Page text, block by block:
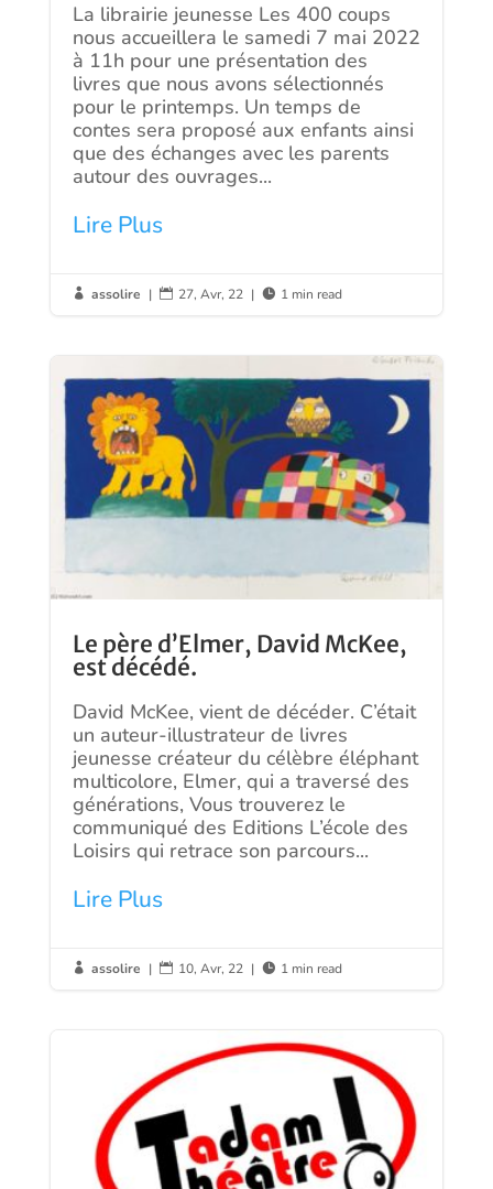
La librairie jeunesse Les 400 coups
nous accueillera le samedi 7 mai 2022
à 11h pour une présentation des
livres que nous avons sélectionnés
pour le printemps. Un temps de
contes sera proposé aux enfants ainsi
que des échanges avec les parents
autour des ouvrages...
Lire Plus
 assolire |  27, Avr, 22 |  1 min read
Le père d’Elmer, David McKee,
est décédé.
David McKee, vient de décéder. C’était
un auteur-illustrateur de livres
jeunesse créateur du célèbre éléphant
multicolore, Elmer, qui a traversé des
générations, Vous trouverez le
communiqué des Editions L’école des
Loisirs qui retrace son parcours...
Lire Plus
 assolire |  10, Avr, 22 |  1 min read